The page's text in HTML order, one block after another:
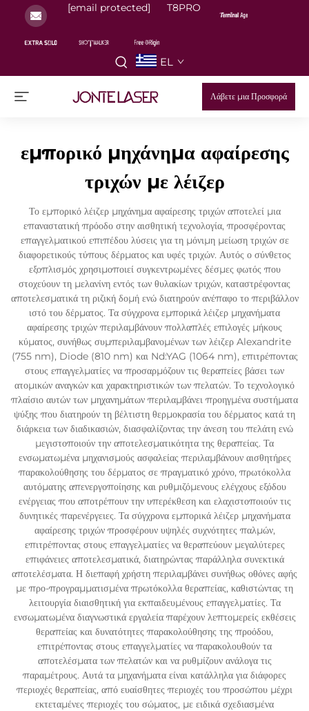
[email protected] T8PRO
EL
Λάβετε μια Προσφορά
εμπορικό μηχάνημα αφαίρεσης
τριχών με λέιζερ
Το εμπορικό λέιζερ μηχάνημα αφαίρεσης τριχών αποτελεί μια
επαναστατική πρόοδο στην αισθητική τεχνολογία, προσφέροντας
επαγγελματικού επιπέδου λύσεις για τη μόνιμη μείωση τριχών σε
διαφορετικούς τύπους δέρματος και υφές τριχών. Αυτός ο σύνθετος
εξοπλισμός χρησιμοποιεί συγκεντρωμένες δέσμες φωτός που
στοχεύουν τη μελανίνη εντός των θυλακίων τριχών, καταστρέφοντας
αποτελεσματικά τη ριζική δομή ενώ διατηρούν ανέπαφο το περιβάλλον
ιστό του δέρματος. Τα σύγχρονα εμπορικά λέιζερ μηχανήματα
αφαίρεσης τριχών περιλαμβάνουν πολλαπλές επιλογές μήκους
κύματος, συνήθως συμπεριλαμβανομένων των λέιζερ Alexandrite
(755 nm), Diode (810 nm) και Nd:YAG (1064 nm), επιτρέποντας
στους επαγγελματίες να προσαρμόζουν τις θεραπείες βάσει των
ατομικών αναγκών και χαρακτηριστικών των πελατών. Το τεχνολογικό
πλαίσιο αυτών των μηχανημάτων περιλαμβάνει προηγμένα συστήματα
ψύξης που διατηρούν τη βέλτιστη θερμοκρασία του δέρματος κατά τη
διάρκεια των διαδικασιών, διασφαλίζοντας την άνεση του πελάτη ενώ
μεγιστοποιούν την αποτελεσματικότητα της θεραπείας. Τα
ενσωματωμένα μηχανισμούς ασφαλείας περιλαμβάνουν αισθητήρες
παρακολούθησης του δέρματος σε πραγματικό χρόνο, πρωτόκολλα
αυτόματης απενεργοποίησης και ρυθμιζόμενους ελέγχους εξόδου
ενέργειας που αποτρέπουν την υπερέκθεση και ελαχιστοποιούν τις
δυνητικές παρενέργειες. Τα σύγχρονα εμπορικά λέιζερ μηχανήματα
αφαίρεσης τριχών προσφέρουν υψηλές συχνότητες παλμών,
επιτρέποντας στους επαγγελματίες να θεραπεύουν μεγαλύτερες
επιφάνειες αποτελεσματικά, διατηρώντας παράλληλα συνεκτικά
αποτελέσματα. Η διεπαφή χρήστη περιλαμβάνει συνήθως οθόνες αφής
με προ-προγραμματισμένα πρωτόκολλα θεραπείας, καθιστώντας τη
λειτουργία διαισθητική για εκπαιδευμένους επαγγελματίες. Τα
ενσωματωμένα διαγνωστικά εργαλεία παρέχουν λεπτομερείς εκθέσεις
θεραπείας και δυνατότητες παρακολούθησης της προόδου,
επιτρέποντας στους επαγγελματίες να παρακολουθούν τα
αποτελέσματα των πελατών και να ρυθμίζουν ανάλογα τις
παραμέτρους. Αυτά τα μηχανήματα είναι κατάλληλα για διάφορες
περιοχές θεραπείας, από ευαίσθητες περιοχές του προσώπου μέχρι
εκτεταμένες περιοχές του σώματος, με ειδικά σχεδιασμένα